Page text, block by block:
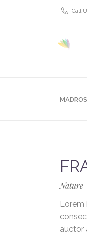
Call
MADROS
Nature
Lorem
auctor